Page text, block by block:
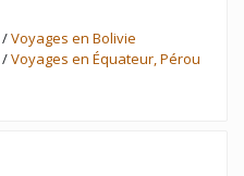
/Voyages en Bolivie
/Voyages en Équateur, Pérou